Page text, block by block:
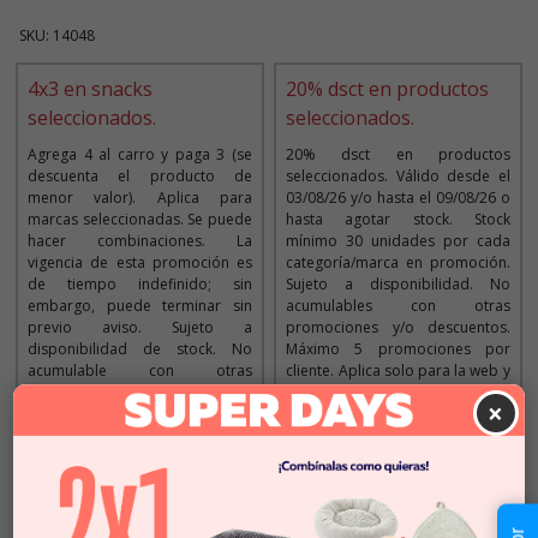
SKU: 14048
4x3 en snacks
seleccionados.
Agrega 4 al carro y paga 3 (se
descuenta el producto de
menor valor). Aplica para
marcas seleccionadas. Se puede
hacer combinaciones. La
vigencia de esta promoción es
de tiempo indefinido; sin
embargo, puede terminar sin
previo aviso. Sujeto a
disponibilidad de stock. No
acumulable con otras
promociones y/o descuentos.
Imágenes referenciales
20% dsct en productos
seleccionados.
20% dsct en productos
seleccionados. Válido desde el
03/08/26 y/o hasta el 09/08/26 o
hasta agotar stock. Stock
mínimo 30 unidades por cada
categoría/marca en promoción.
Sujeto a disponibilidad. No
acumulables con otras
promociones y/o descuentos.
Máximo 5 promociones por
cliente. Aplica solo para la web y
tiendas. Imágenes referenciales.
Descripción
×